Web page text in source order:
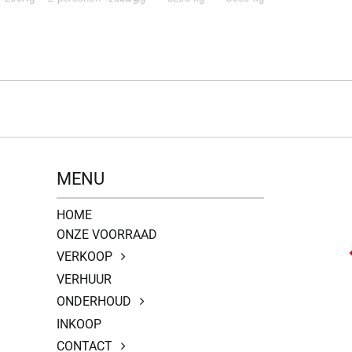
MENU
HOME
ONZE VOORRAAD
VERKOOP
VERHUUR
ONDERHOUD
INKOOP
CONTACT